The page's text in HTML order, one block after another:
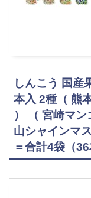
しんこう 国産
本入 2種（ 熊
） （ 宮崎マ
山シャインマ
＝合計4袋（